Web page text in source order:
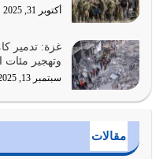
عندما يكون عدوك هو عدو
فيه كثيرة وسينصرك الله
يوليو 26, 2026
أراد الله لهذه الأمة ان
الدين الذي شرعه الله لا
أكتوبر 31, 2025
وتهجير مئات
سبتمبر 13, 2025
مقالات